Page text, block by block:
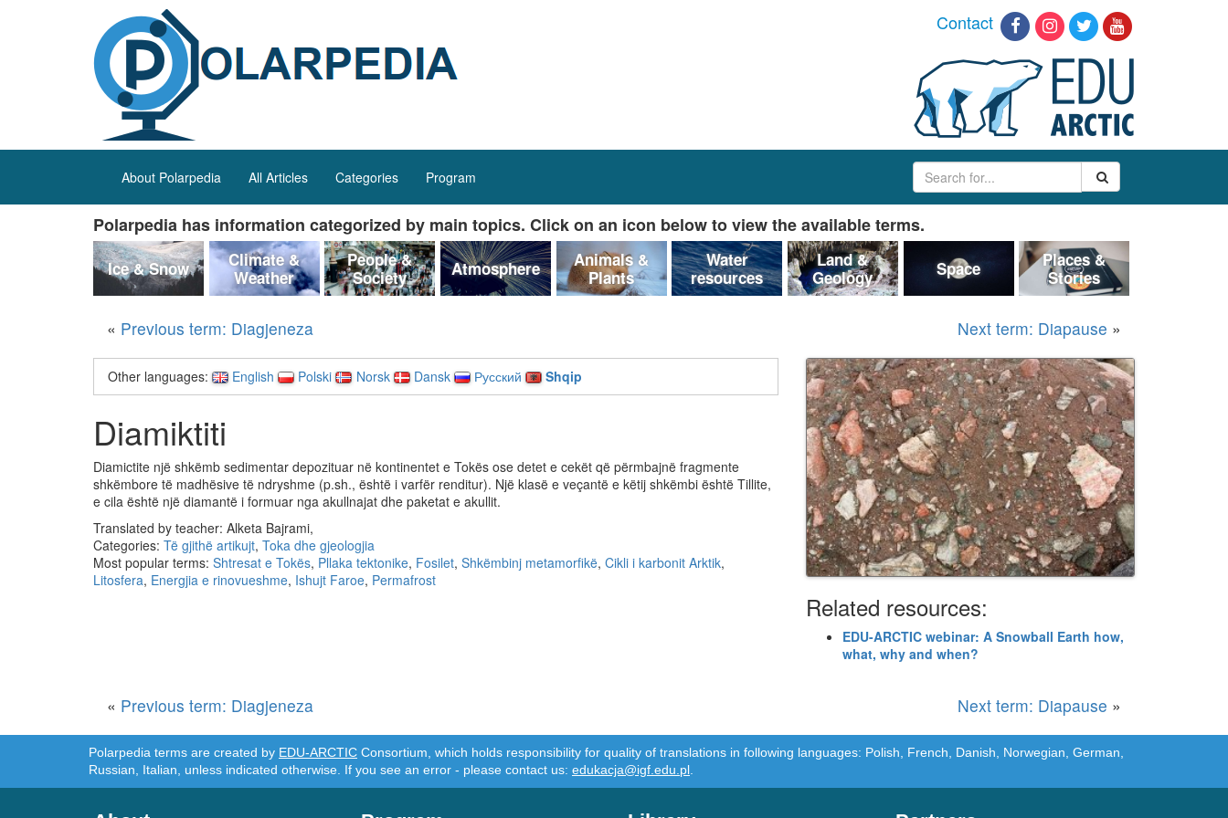
Contact
About Polarpedia All Articles Categories Program
Polarpedia has information categorized by main topics. Click on an icon below to view the available terms.
Ice & Snow
Climate &
Weather
People &
Society
Atmosphere
Animals &
Plants
Water
resources
Land &
Geology
Space
Places &
Stories
« Previous term: Diagjeneza Next term: Diapause »
Other languages: English Polski Norsk Dansk Русский Shqip
Diamiktiti
Diamictite një shkëmb sedimentar depozituar në kontinentet e Tokës ose detet e cekët që përmbajnë fragmente
shkëmbore të madhësive të ndryshme (p.sh., është i varfër renditur). Një klasë e veçantë e këtij shkëmbi është Tillite,
e cila është një diamantë i formuar nga akullnajat dhe paketat e akullit.
Translated by teacher: Alketa Bajrami,
Categories: Të gjithë artikujt, Toka dhe gjeologjia
Most popular terms: Shtresat e Tokës, Pllaka tektonike, Fosilet, Shkëmbinj metamorfikë, Cikli i karbonit Arktik,
Litosfera, Energjia e rinovueshme, Ishujt Faroe, Permafrost
Related resources:
EDU-ARCTIC webinar: A Snowball Earth how,
what, why and when?
« Previous term: Diagjeneza Next term: Diapause »
Polarpedia terms are created by EDU-ARCTIC Consortium, which holds responsibility for quality of translations in following languages: Polish, French, Danish, Norwegian, German,
Russian, Italian, unless indicated otherwise. If you see an error - please contact us: edukacja@igf.edu.pl